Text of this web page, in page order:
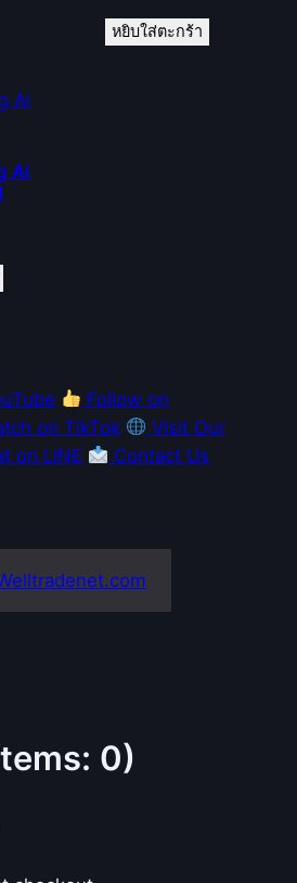
หยิบใส่ตะกร้า
Ai
Follow on
on TikTok
Visit Our
on LINE Contact Us
0)